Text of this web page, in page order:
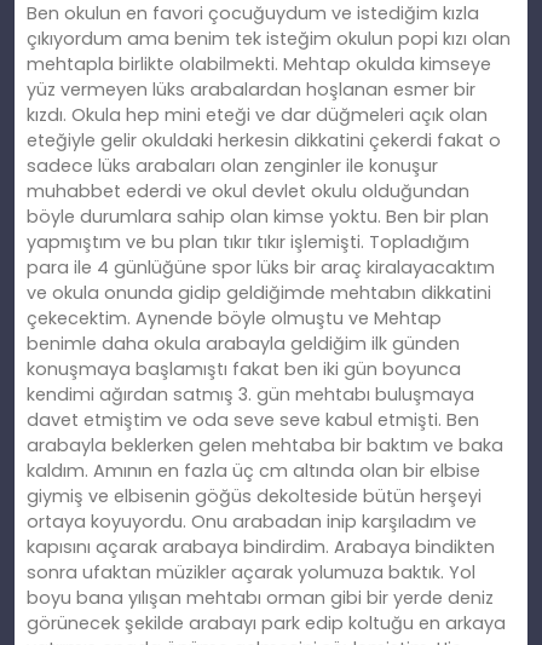
Ben okulun en favori çocuğuydum ve istediğim kızla
çıkıyordum ama benim tek isteğim okulun popi kızı olan
mehtapla birlikte olabilmekti. Mehtap okulda kimseye
yüz vermeyen lüks arabalardan hoşlanan esmer bir
kızdı. Okula hep mini eteği ve dar düğmeleri açık olan
eteğiyle gelir okuldaki herkesin dikkatini çekerdi fakat o
sadece lüks arabaları olan zenginler ile konuşur
muhabbet ederdi ve okul devlet okulu olduğundan
böyle durumlara sahip olan kimse yoktu. Ben bir plan
yapmıştım ve bu plan tıkır tıkır işlemişti. Topladığım
para ile 4 günlüğüne spor lüks bir araç kiralayacaktım
ve okula onunda gidip geldiğimde mehtabın dikkatini
çekecektim. Aynende böyle olmuştu ve Mehtap
benimle daha okula arabayla geldiğim ilk günden
konuşmaya başlamıştı fakat ben iki gün boyunca
kendimi ağırdan satmış 3. gün mehtabı buluşmaya
davet etmiştim ve oda seve seve kabul etmişti. Ben
arabayla beklerken gelen mehtaba bir baktım ve baka
kaldım. Amının en fazla üç cm altında olan bir elbise
giymiş ve elbisenin göğüs dekolteside bütün herşeyi
ortaya koyuyordu. Onu arabadan inip karşıladım ve
kapısını açarak arabaya bindirdim. Arabaya bindikten
sonra ufaktan müzikler açarak yolumuza baktık. Yol
boyu bana yılışan mehtabı orman gibi bir yerde deniz
görünecek şekilde arabayı park edip koltuğu en arkaya